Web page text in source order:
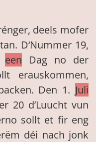
deels mofer
D‘Nummer 19,
een Dag no der
erauskommen,
Den 1. Juli
20 d’Luucht vun
sollt et fir eng
déi nach jonk